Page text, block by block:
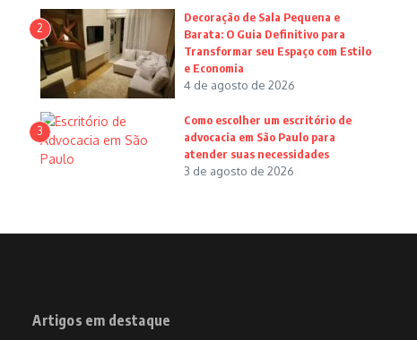
2
Decoração de Sala Pequena e
Barata: O Guia Definitivo para
Transformar seu Espaço com Estilo
e Economia
4 de agosto de 2026
3
Como escolher um escritório de
advocacia em São Paulo para
atender suas necessidades
3 de agosto de 2026
Artigos em destaque